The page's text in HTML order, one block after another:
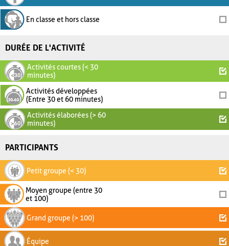
En classe et hors classe
DURÉE DE L'ACTIVITÉ
Activités courtes (< 30
minutes)
Activités développées
(Entre 30 et 60 minutes)
Activités élaborées (> 60
minutes)
PARTICIPANTS
Petit groupe (< 30)
Moyen groupe (entre 30
et 100)
Grand groupe (> 100)
Équipe